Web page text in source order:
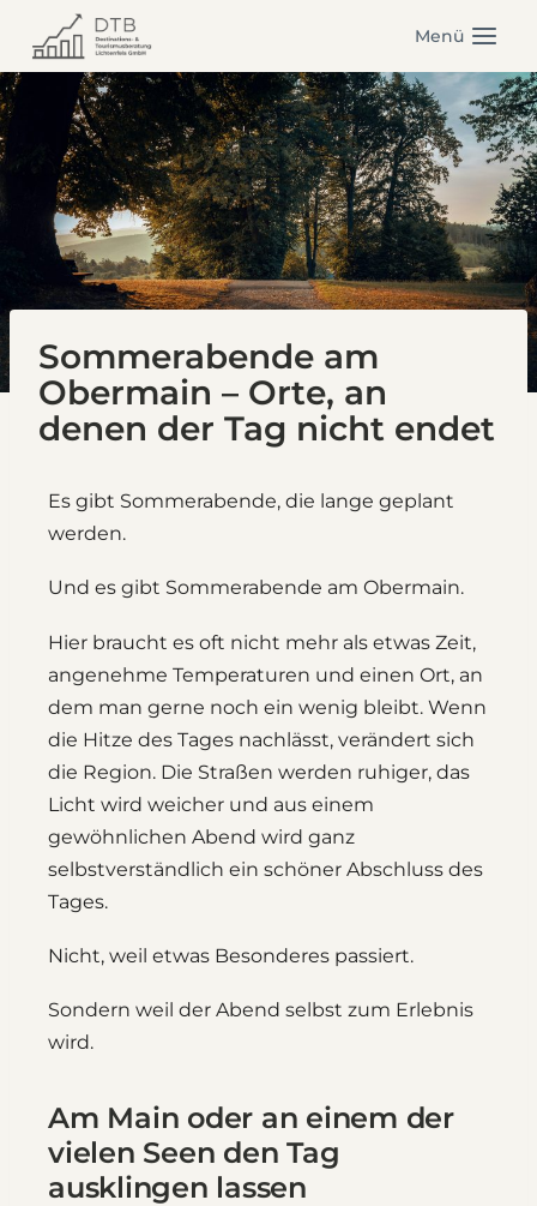
Inhalt
springen
Menü
Sommerabende am
Obermain – Orte, an
denen der Tag nicht endet
Es gibt Sommerabende, die lange geplant
werden.
Und es gibt Sommerabende am Obermain.
Hier braucht es oft nicht mehr als etwas Zeit,
angenehme Temperaturen und einen Ort, an
dem man gerne noch ein wenig bleibt. Wenn
die Hitze des Tages nachlässt, verändert sich
die Region. Die Straßen werden ruhiger, das
Licht wird weicher und aus einem
gewöhnlichen Abend wird ganz
selbstverständlich ein schöner Abschluss des
Tages.
Nicht, weil etwas Besonderes passiert.
Sondern weil der Abend selbst zum Erlebnis
wird.
Am Main oder an einem der
vielen Seen den Tag
ausklingen lassen